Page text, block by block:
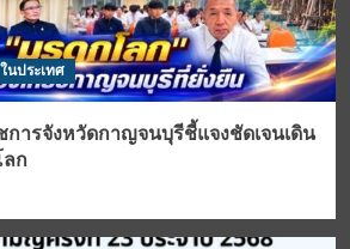
ในประเทศ
ารจังหวัดกาญจนบุรีชี้แจงชัดเจนเดิน
ก